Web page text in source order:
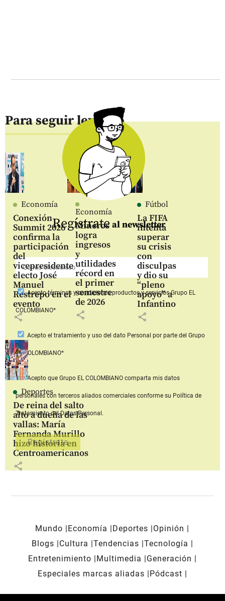
Para seguir leyendo
Economía
Conexión
Summit 2026
confirma la
participación
del
vicepresidente
electo José
Manuel
Restrepo en el
evento
share
Economía
Mineros
logra
ingresos
y
utilidades
récord en
el primer
semestre
de 2026
share
Fútbol
La FIFA
intenta
superar
su crisis
con
disculpas
y dio su
“pleno
apoyo” a
Infantino
share
Deportes
De reina del salto
alto a dueña de las
vallas: María
Fernanda Murillo
hizo historia en
Centroamericanos
share
Regístrate al newsletter
Aceptotérminos y condiciones productos y serviciosGrupo EL
COLOMBIANO*
Acepto el tratamiento y uso del dato Personal por parte del Grupo
EL COLOMBIANO*
Acepto que Grupo EL COLOMBIANOcomparta mis datos
personales con terceros aliados comerciales conforme su Política de
Tratamiento del Datos Personal.
Mundo Economía Deportes
Opinión
Blogs
Cultura Tendencias Tecnología
Entretenimiento
Multimedia
Generación
Especiales marcas aliadas
Pódcast